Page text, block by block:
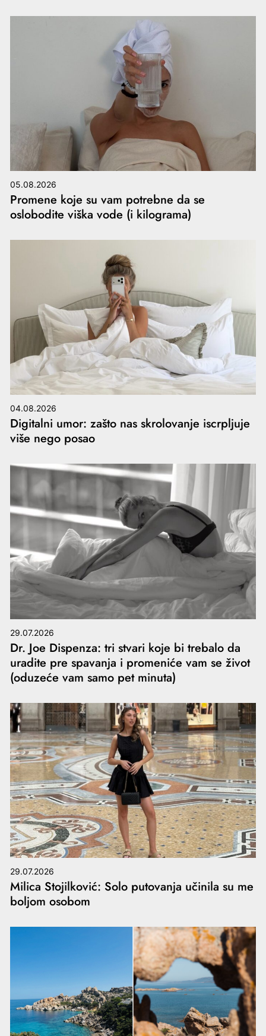
05.08.2026
Promene koje su vam potrebne da se
oslobodite viška vode (i kilograma)
04.08.2026
Digitalni umor: zašto nas skrolovanje iscrpljuje
više nego posao
29.07.2026
Dr. Joe Dispenza: tri stvari koje bi trebalo da
uradite pre spavanja i promeniće vam se život
(oduzeće vam samo pet minuta)
29.07.2026
Milica Stojilković: Solo putovanja učinila su me
boljom osobom